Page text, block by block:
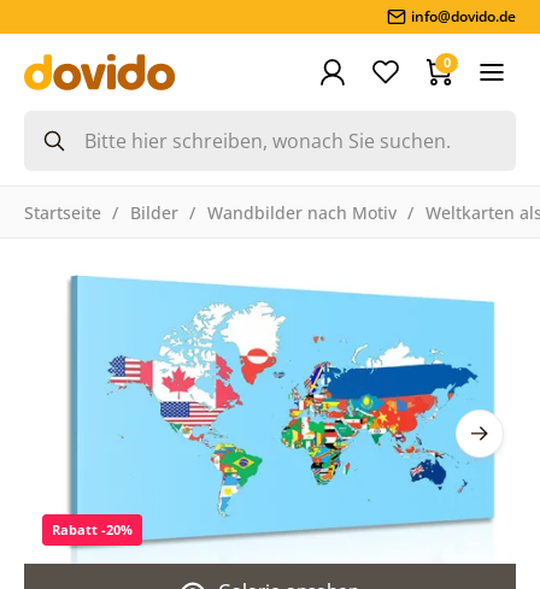
info@dovido.de
0
Startseite Bilder Wandbilder nach Motiv Weltkarten
Rabatt -20%